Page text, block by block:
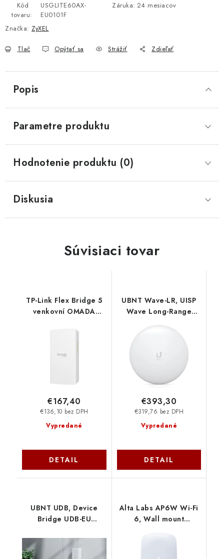
Kód
tovaru:
USGLITE60AX-
EU0101F
Záruka: 24 mesiacov
Značka: ZyXEL
Tlač Opýtať sa Strážiť Zdieľať
Popis
Parametre produktu
Hodnotenie produktu (0)
Diskusia
Súvisiaci tovar
TP-Link Flex Bridge 5
venkovní OMADA
(AC900,2,4GHz/5GHz,3xGbELAN,1xPoE-
in,2xPoE-Out,IP66) TP-
link
Vypredané
€136,10 bez DPH
€167,40
DETAIL
UBNT Wave-LR, UISP
Wave Long-Range
Vypredané
€319,76 bez DPH
€393,30
DETAIL
UBNT UDB, Device
Bridge UDB-EU
Alta Labs AP6W Wi-Fi
6, Wall mount
Point OEM